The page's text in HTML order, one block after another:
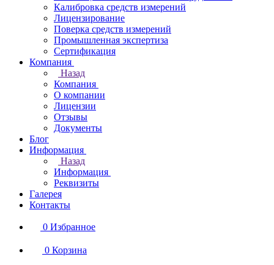
Калибровка средств измерений
Лицензирование
Поверка средств измерений
Промышленная экспертиза
Сертификация
Компания
Назад
Компания
О компании
Лицензии
Отзывы
Документы
Блог
Информация
Назад
Информация
Реквизиты
Галерея
Контакты
0 Избранное
0 Корзина